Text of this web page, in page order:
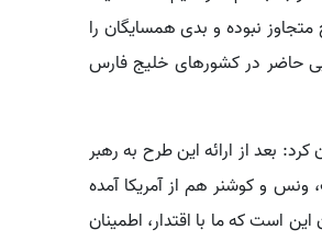
نبوده و بدی همسایگان را
حاضر در کشورهای خلیج فارس
کرد: بعد از ارائه این طرح به رهبر
ونس و کوشنر هم از آمریکا آمده
است که ما با اقتدار، اطمینان